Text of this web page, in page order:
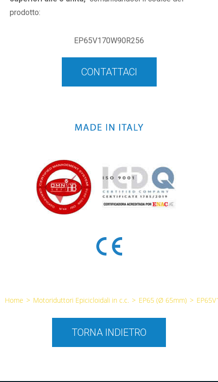
prodotto:
EP65V170W90R256
CONTATTACI
Home > Motoriduttori Epicicloidali in c.c. > EP65 (Ø 65mm) >
TORNA INDIETRO